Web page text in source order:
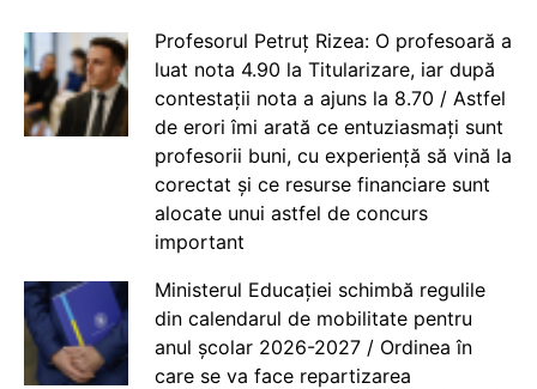
Profesorul Petruț Rizea: O profesoară a
luat nota 4.90 la Titularizare, iar după
contestații nota a ajuns la 8.70 / Astfel
de erori îmi arată ce entuziasmați sunt
profesorii buni, cu experiență să vină la
corectat și ce resurse financiare sunt
alocate unui astfel de concurs
important
Ministerul Educației schimbă regulile
din calendarul de mobilitate pentru
anul școlar 2026-2027 / Ordinea în
care se va face repartizarea